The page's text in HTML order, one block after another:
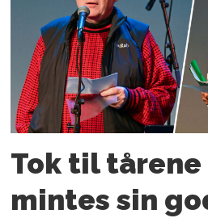
Tok til tårene
mintes sin